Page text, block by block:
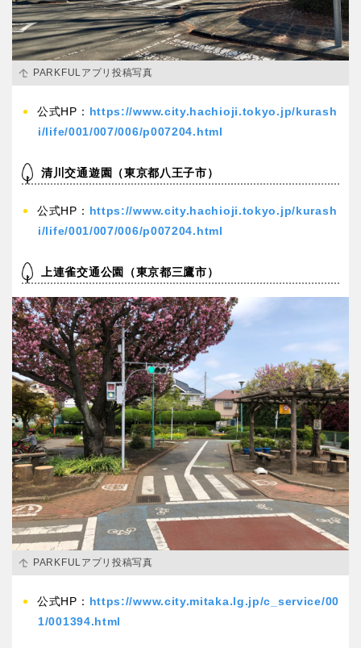
PARKFULアプリ投稿写真
公式HP： https://www.city.hachioji.tokyo.jp/kurash
i/life/001/007/006/p007204.html
清川交通遊園（東京都八王子市）
公式HP： https://www.city.hachioji.tokyo.jp/kurash
i/life/001/007/006/p007204.html
上連雀交通公園（東京都三鷹市）
PARKFULアプリ投稿写真
公式HP： https://www.city.mitaka.lg.jp/c_service/00
1/001394.html